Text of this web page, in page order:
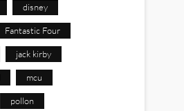
disney
Fantastic Four
jack kirby
mcu
pollon